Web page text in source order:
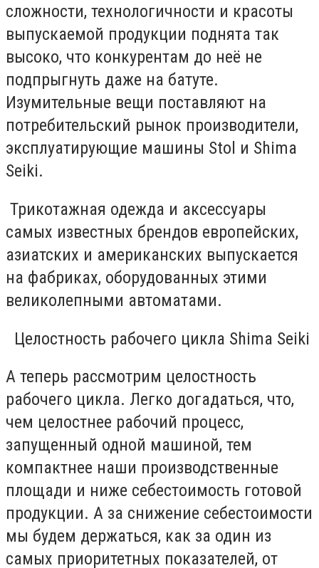
сложности, технологичности и красоты
выпускаемой продукции поднята так
высоко, что конкурентам до неё не
подпрыгнуть даже на батуте.
Изумительные вещи поставляют на
потребительский рынок производители,
эксплуатирующие машины Stol и Shima
Seiki.
Трикотажная одежда и аксессуары
самых известных брендов европейских,
азиатских и американских выпускается
на фабриках, оборудованных этими
великолепными автоматами.
Целостность рабочего цикла Shima Seiki
А теперь рассмотрим целостность
рабочего цикла. Легко догадаться, что,
чем целостнее рабочий процесс,
запущенный одной машиной, тем
компактнее наши производственные
площади и ниже себестоимость готовой
продукции. А за снижение себестоимости
мы будем держаться, как за один из
самых приоритетных показателей, от